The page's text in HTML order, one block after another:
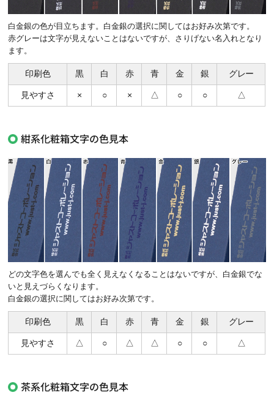
白金銀の色が目立ちます。白金銀の選択に関してはお好み次第です。
赤グレーは文字が見えないことはないですが、さりげない名入れとなり
ます。
印刷色 黒 白 赤 青 金 銀 グレー
見やすさ × ○ × △ ○ ○ △
紺系化粧箱文字の色見本
どの文字色を選んでも全く見えなくなることはないですが、白金銀でな
いと見えづらくなります。
白金銀の選択に関してはお好み次第です。
印刷色 黒 白 赤 青 金 銀 グレー
見やすさ △ ○ △ △ ○ ○ △
茶系化粧箱文字の色見本